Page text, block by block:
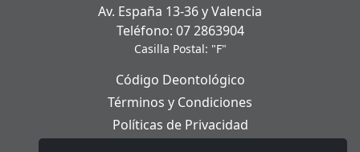
Av. España 13-36 y Valencia
Teléfono: 07 2863904
Casilla Postal: "F"
Código Deontológico
Términos y Condiciones
Políticas de Privacidad